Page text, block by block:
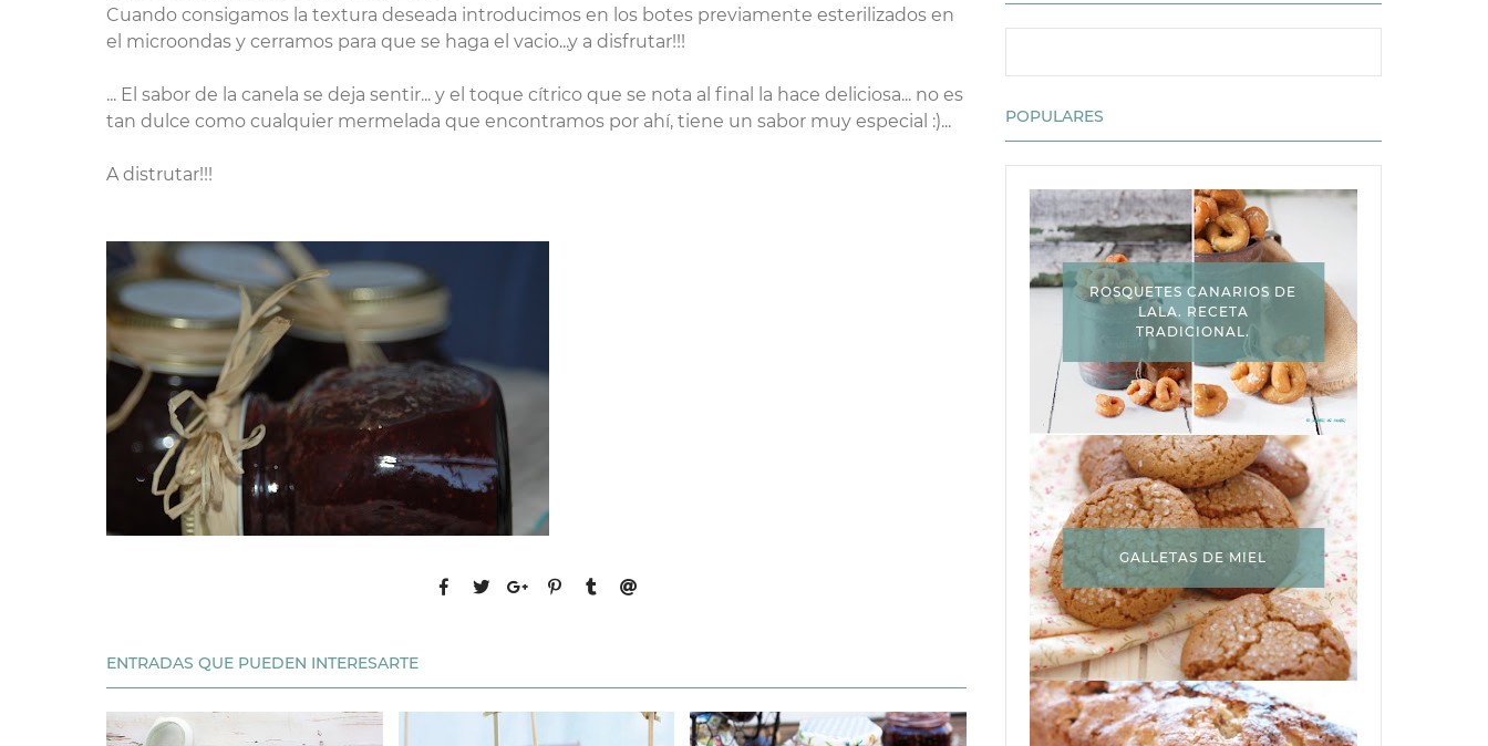
Cuando consigamos la textura deseada introducimos en los botes previamente esterilizados en
el microondas y cerramos para que se haga el vacio...y a disfrutar!!!
... El sabor de la canela se deja sentir... y el toque cítrico que se nota al final la hace deliciosa... no es
tan dulce como cualquier mermelada que encontramos por ahí, tiene un sabor muy especial :)...
A distrutar!!!
ENTRADAS QUE PUEDEN INTERESARTE
POPULARES
ROSQUETES CANARIOS DE
LALA. RECETA
TRADICIONAL.
GALLETAS DE MIEL